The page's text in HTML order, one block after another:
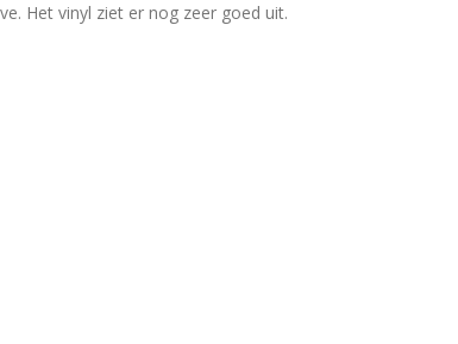
Het vinyl ziet er nog zeer goed uit.